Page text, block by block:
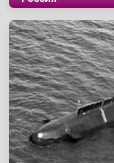
межозёрных
наступательные
важными узлами
Райвола, а также
населённых